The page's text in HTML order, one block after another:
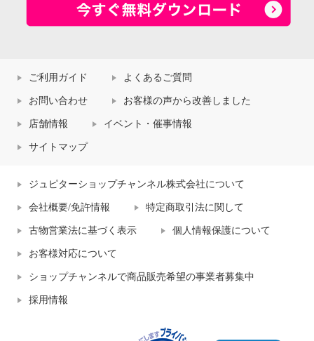
ご利用ガイド よくあるご質問
お問い合わせ お客様の声から改善しました
店舗情報 イベント・催事情報
サイトマップ
ジュピターショップチャンネル株式会社について
会社概要/免許情報 特定商取引法に関して
古物営業法に基づく表示 個人情報保護について
お客様対応について
ショップチャンネルで商品販売希望の事業者募集中
採用情報